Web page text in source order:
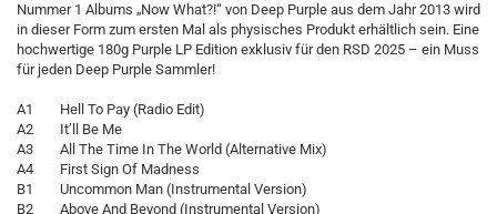
Nummer 1 Albums „Now What?!“ von Deep Purple aus dem Jahr 2013 wird
in dieser Form zum ersten Mal als physisches Produkt erhältlich sein. Eine
hochwertige 180g Purple LP Edition exklusiv für den RSD 2025 – ein Muss
für jeden Deep Purple Sammler!
A1 Hell To Pay (Radio Edit)
A2 It’ll Be Me
A3 All The Time In The World (Alternative Mix)
A4 First Sign Of Madness
B1 Uncommon Man (Instrumental Version)
B2 Above And Beyond (Instrumental Version)